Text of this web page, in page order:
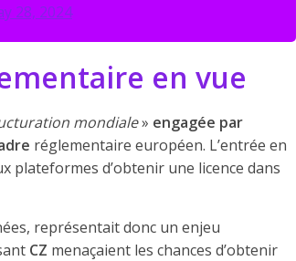
28, 2024
en vue
mondiale» engagée par
réglementaire européen. L’entrée en
plateformes d’obtenir une licence dans
représentait donc un enjeu
CZ menaçaient les chances d’obtenir